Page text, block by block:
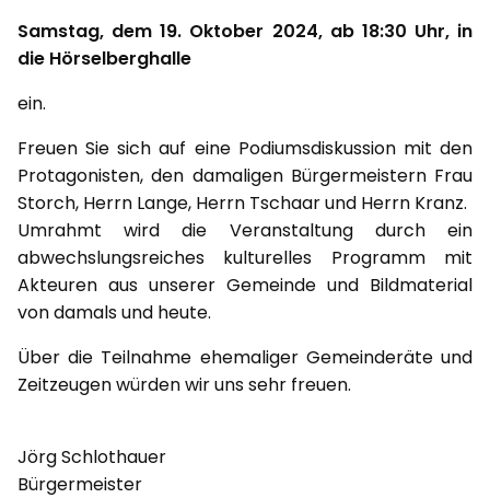
Samstag, dem 19. Oktober 2024, ab 18:30 Uhr, in
die Hörselberghalle
ein.
Freuen Sie sich auf eine Podiumsdiskussion mit den
Protagonisten, den damaligen Bürgermeistern Frau
Storch, Herrn Lange, Herrn Tschaar und Herrn Kranz.
Umrahmt wird die Veranstaltung durch ein
abwechslungsreiches kulturelles Programm mit
Akteuren aus unserer Gemeinde und Bildmaterial
von damals und heute.
Über die Teilnahme ehemaliger Gemeinderäte und
Zeitzeugen würden wir uns sehr freuen.
Jörg Schlothauer
Bürgermeister